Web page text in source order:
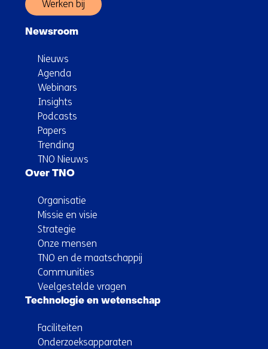
Werken bij
Newsroom
Nieuws
Agenda
Webinars
Insights
Podcasts
Papers
Trending
TNO Nieuws
Over TNO
Organisatie
Missie en visie
Strategie
Onze mensen
TNO en de maatschappij
Communities
Veelgestelde vragen
Technologie en wetenschap
Faciliteiten
Onderzoeksapparaten